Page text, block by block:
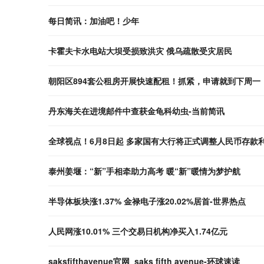
每日简讯：加油吧！少年
卡霍夫卡水电站大坝受损致洪灾 俄乌疏散受灾居民
朝阳区894套公租房开展快速配租！抓紧，申请就到下周一
丹东海关在进境邮件中查获金龟科幼虫-当前简讯
全球视点！6月8日起 多家国有大行将正式调整人民币存款
泰州姜堰：“新”手相牵助力高考 暖“新”暖情为梦护航
半导体板块涨1.37% 金禄电子涨20.02%居首-世界热点
人民网涨10.01% 三个交易日机构净买入1.74亿元
saksfifthavenue官网_saks fifth avenue-环球速读